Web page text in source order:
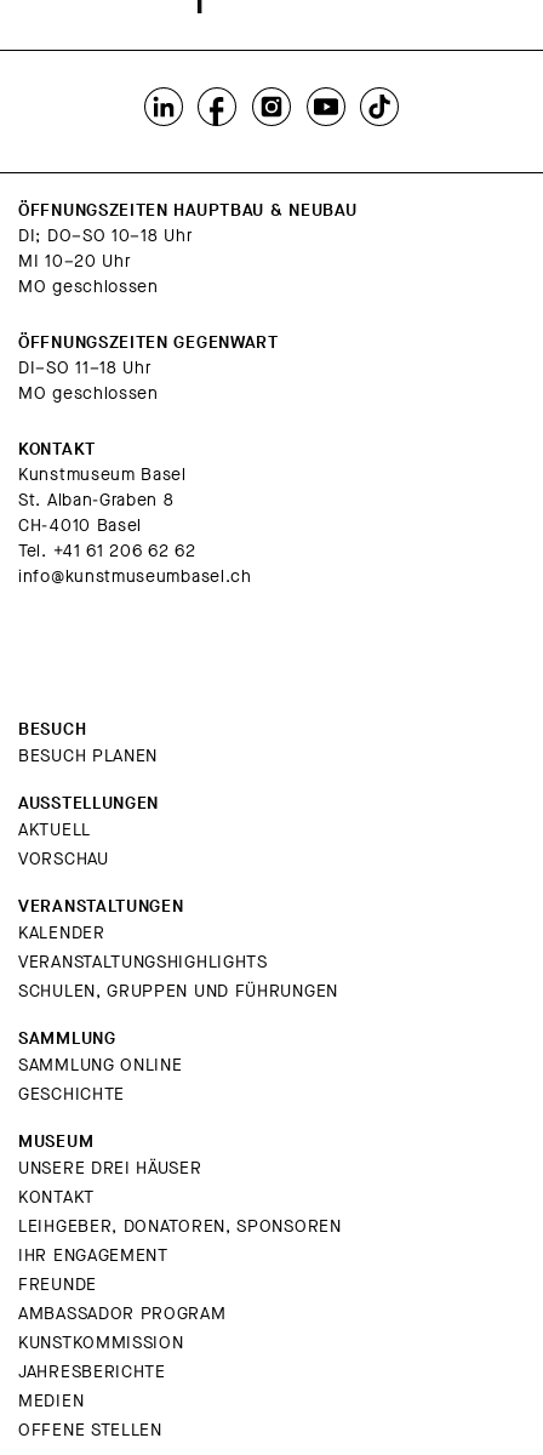
ÖFFNUNGSZEITEN HAUPTBAU & NEUBAU
DI; DO–SO 10–18 Uhr
MI 10–20 Uhr
MO geschlossen
ÖFFNUNGSZEITEN GEGENWART
DI–SO 11–18 Uhr
MO geschlossen
KONTAKT
Kunstmuseum Basel
St. Alban-Graben 8
CH-4010 Basel
Tel. +41 61 206 62 62
info@kunstmuseumbasel.ch
BESUCH
BESUCH PLANEN
AUSSTELLUNGEN
AKTUELL
VORSCHAU
VERANSTALTUNGEN
KALENDER
VERANSTALTUNGSHIGHLIGHTS
SCHULEN, GRUPPEN UND FÜHRUNGEN
SAMMLUNG
SAMMLUNG ONLINE
GESCHICHTE
MUSEUM
UNSERE DREI HÄUSER
KONTAKT
LEIHGEBER, DONATOREN, SPONSOREN
IHR ENGAGEMENT
FREUNDE
AMBASSADOR PROGRAM
KUNSTKOMMISSION
JAHRESBERICHTE
MEDIEN
OFFENE STELLEN